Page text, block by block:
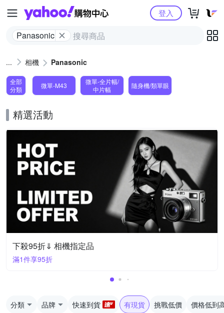
Yahoo購物中心
Panasonic
登入
相機 Panasonic
全部
分類
微單-M43
微單-全片幅/
中片幅
隨身機/類單眼
精選活動
下殺95折⇓ 相機指定品
滿1件享95折
分類 品牌 快速到貨 有現貨 挑戰低價 價格低到